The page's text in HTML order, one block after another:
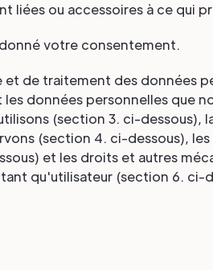
liées ou accessoires à ce qui
votre consentement.
et de traitement des données
données personnelles que
(section 3. ci-dessous),
(section 4. ci-dessous),
et les droits et autres
qu'utilisateur (section 6. ci-